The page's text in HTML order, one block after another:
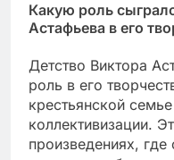
Какую роль
Астафьева в его
Детство Виктора
роль в его
крестьянской
коллективизации.
произведениях,